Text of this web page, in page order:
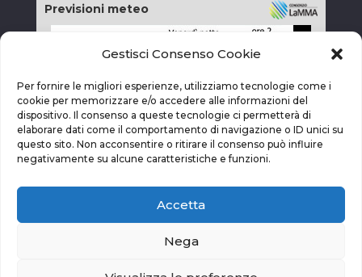
Gestisci Consenso Cookie
Per fornire le migliori esperienze, utilizziamo tecnologie come i
cookie per memorizzare e/o accedere alle informazioni del
dispositivo. Il consenso a queste tecnologie ci permetterà di
elaborare dati come il comportamento di navigazione o ID unici su
questo sito. Non acconsentire o ritirare il consenso può influire
negativamente su alcune caratteristiche e funzioni.
Accetta
Nega
Previsioni meteo